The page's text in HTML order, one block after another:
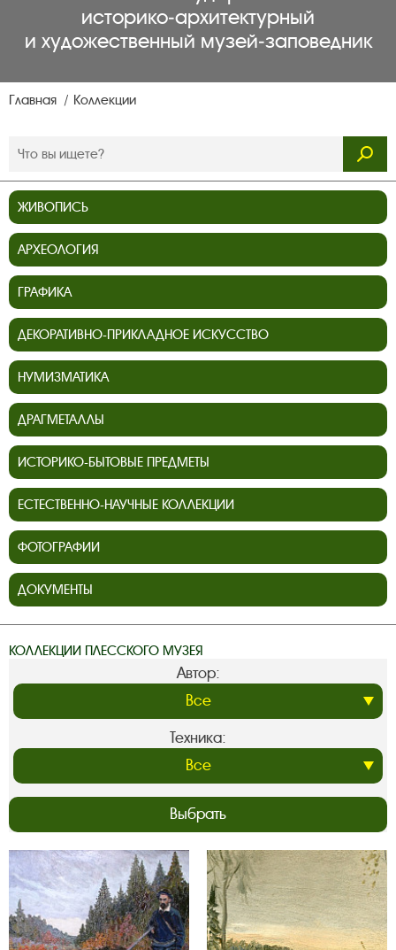
историко‑архитектурный
и художественный музей‑заповедник
Главная Коллекции
ЖИВОПИСЬ
АРХЕОЛОГИЯ
ГРАФИКА
ДЕКОРАТИВНО-ПРИКЛАДНОЕ ИСКУССТВО
НУМИЗМАТИКА
ДРАГМЕТАЛЛЫ
ИСТОРИКО-БЫТОВЫЕ ПРЕДМЕТЫ
ЕСТЕСТВЕННО-НАУЧНЫЕ КОЛЛЕКЦИИ
ФОТОГРАФИИ
ДОКУМЕНТЫ
КОЛЛЕКЦИИ ПЛЕССКОГО МУЗЕЯ
Автор:
Техника:
Выбрать